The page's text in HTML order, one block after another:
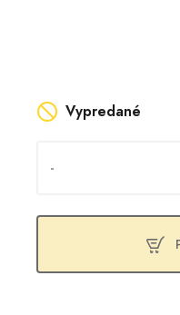
Vypredané
-